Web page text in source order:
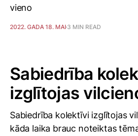
vieno
2022. GADA 18. MAI 3 MIN READ
Sabiedrība
izglītojas
Sabiedrība kolektīvi izglītojas
kāda laika brauc noteiktas